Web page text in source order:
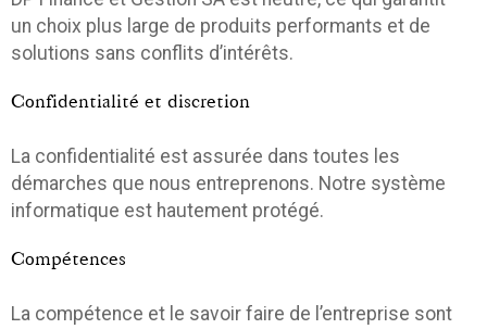
un choix plus large de produits performants et de
solutions sans conflits d’intérêts.
Confidentialité et discretion
La confidentialité est assurée dans toutes les
démarches que nous entreprenons. Notre système
informatique est hautement protégé.
Compétences
La compétence et le savoir faire de l’entreprise sont